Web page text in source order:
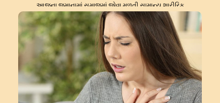
આજના જમાનામાં સમાજમાં જોવા મળતી સામાન્ય શારીરિક
સમસ્યાઓમાંની એક સમસ્યા છે. આ સમસ્યા જીવલેણ ન હોવા છતાં, આ
સમસ્યા GERDથી પીડાતી વ્યક્તિ તથા સમાજ માટે ભારરૂપ છે. દર્દીને દવા
કે સર્જરીની જરૂર હોય શકે છે. આમ છતાં આરોગ્યપ્રદ જીવનશૈલી તથા
આહાર સારવારને અસરકારક બનાવવા માટે ખુબ જરૂરી છે.